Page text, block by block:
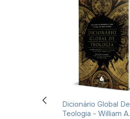
Dicionário Global De
Teologia - William A.